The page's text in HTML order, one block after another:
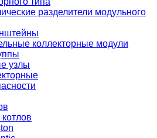
разделители модульного
коллекторные модули
узлы